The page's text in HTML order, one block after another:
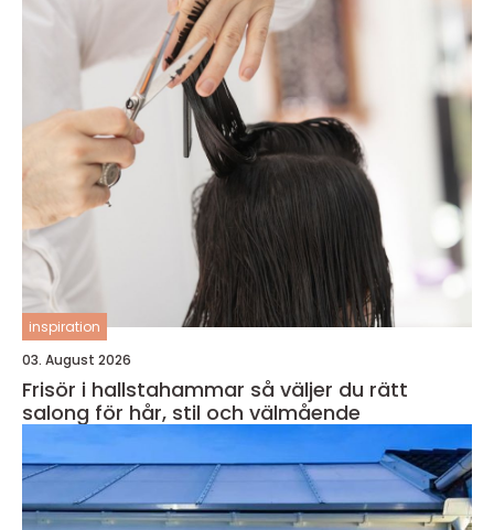
inspiration
03. August 2026
Frisör i hallstahammar så väljer du rätt
salong för hår, stil och välmående